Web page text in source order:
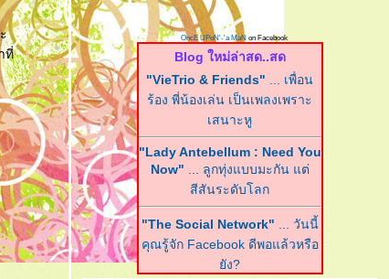
ที่
OncE UPoN'-'a MaN on Facebook
Blog ใหม่ล่าสด..สด
"VieTrio & Friends" ... เพื่อน
ร้อง พี่น้องเล่น เป็นเพลงเพราะ
เสนาะหู
"Lady Antebellum : Need You
Now" ... ลูกทุ่งแบบมะกัน แต่
สีสันระดับโลก
"The Social Network" ... วันนี้
คุณรู้จัก Facebook ดีพอแล้วหรือ
ัง?